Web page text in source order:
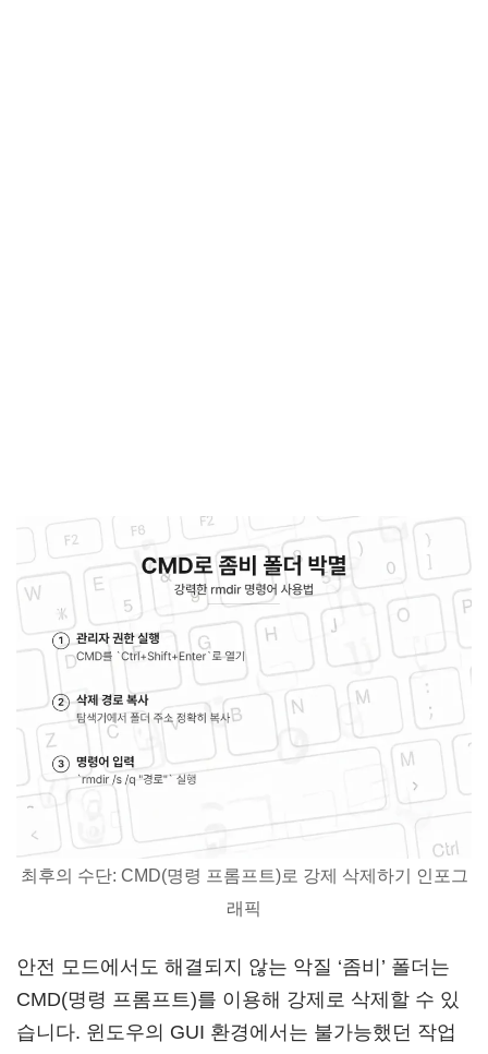
최후의 수단: CMD(명령 프롬프트)로 강제 삭제하기 인포그
래픽
안전 모드에서도 해결되지 않는 악질 ‘좀비’ 폴더는
CMD(명령 프롬프트)를 이용해 강제로 삭제할 수 있
습니다. 윈도우의 GUI 환경에서는 불가능했던 작업